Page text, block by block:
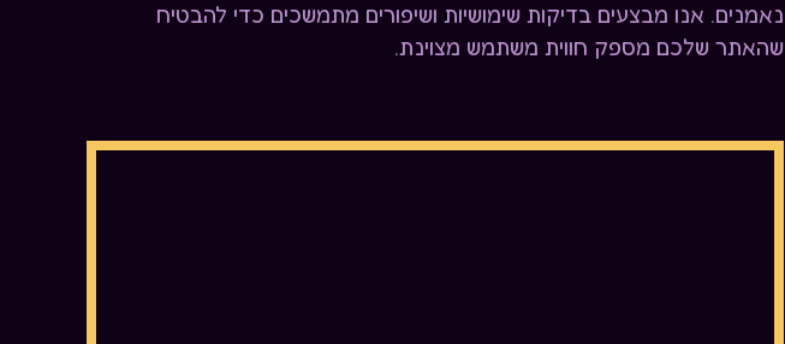
נאמנים. אנו מבצעים בדיקות שימושיות ושיפורים מתמשכים כדי להבטיח
שהאתר שלכם מספק חווית משתמש מצוינת.